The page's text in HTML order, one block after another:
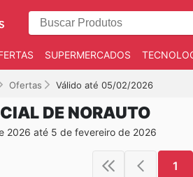
SUPERMERCADOS
Ofertas Válido até 05/02/2026
DE NORAUTO
2026 até 5 de fevereiro de 2026
1